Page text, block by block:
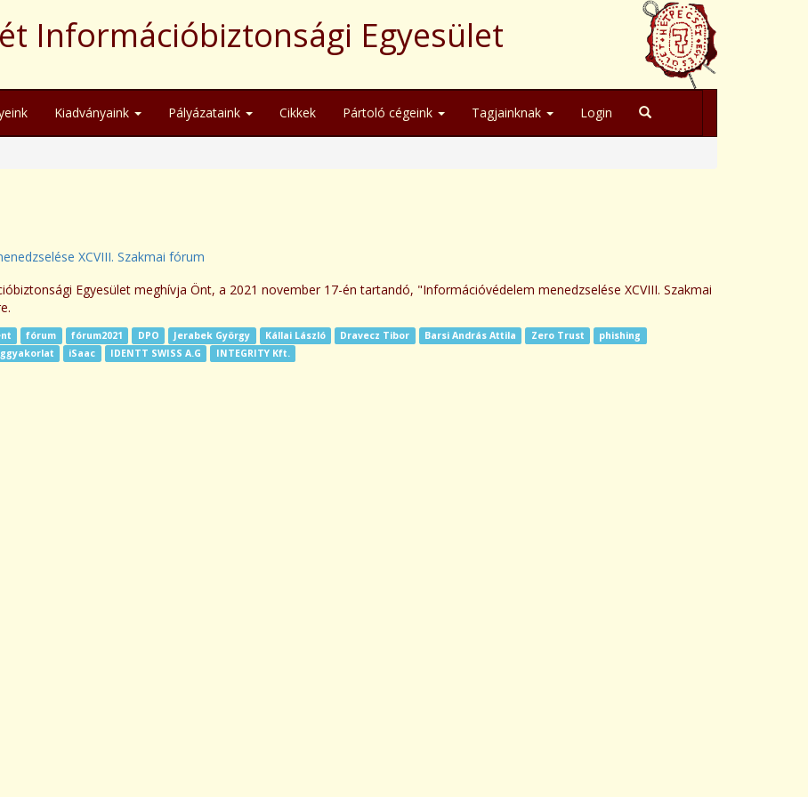
Információbiztonsági Egyesület
Kiadványaink Pályázataink Cikkek Pártoló cégeink Tagjainknak Login
XCVIII. Szakmai fórum
Egyesület meghívja Önt, a 2021 november 17-én tartandó, "Információvédelem menedzselése XCVIII. Szakmai
fórum fórum2021 DPO Jerabek György Kállai László Dravecz Tibor Barsi András Attila Zero Trust
phishing
iSaac IDENTT SWISS A.G INTEGRITY Kft.